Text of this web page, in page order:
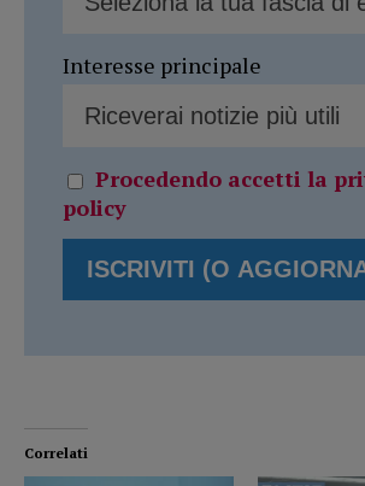
Interesse principale
Procedendo accetti la
policy
Correlati